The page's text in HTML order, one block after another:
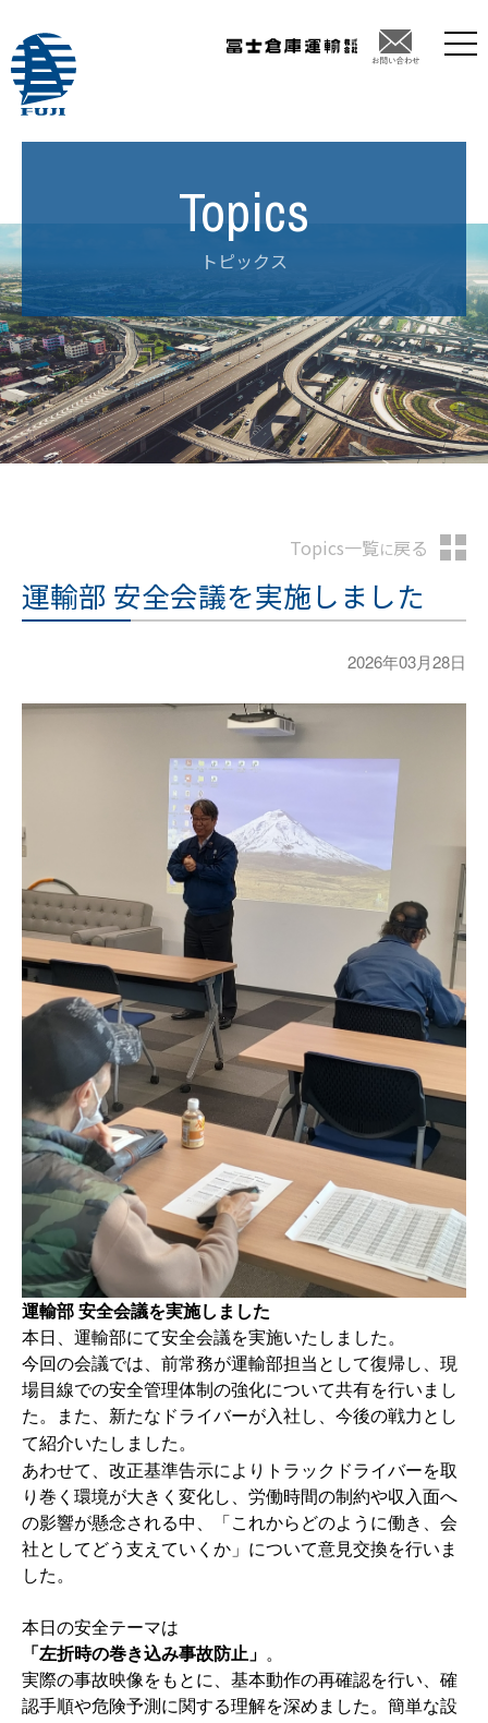
トピックス
運輸部 安全会議を実施しました
2026年03月28日
Topics一覧に戻る
運輸部 安全会議を実施しました
本日、運輸部にて安全会議を実施いたしました。
今回の会議では、前常務が運輸部担当として復帰し、現
場目線での安全管理体制の強化について共有を行いまし
た。また、新たな ドライバーが入社し、今後の戦力とし
て紹介いたしました。
あわせて、改正基準告示によりトラックドライバーを取
り巻く環境が大きく変化し、労働時間の制約や収入面へ
の影響が懸念される中、「これからどのように働き、会
社としてどう支えていくか」について意見交換を行いま
した。
本日の安全テーマは
「左折時の巻き込み事故防止」 。
実際の事故映像をもとに、基本動作の再確認を行い、確
認手順や危険予測に関する理解を深めました。簡単な設